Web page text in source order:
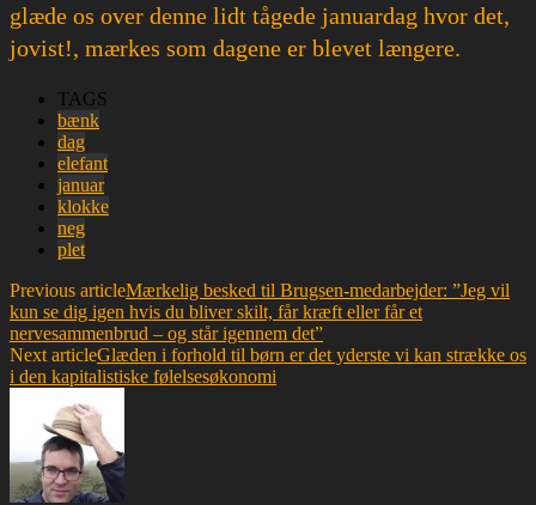
glæde os over denne lidt tågede januardag hvor det,
jovist!, mærkes som dagene er blevet længere.
TAGS
bænk
dag
elefant
januar
klokke
neg
plet
Previous articleMærkelig besked til Brugsen-medarbejder: ”Jeg vil
kun se dig igen hvis du bliver skilt, får kræft eller får et
nervesammenbrud – og står igennem det”
Next articleGlæden i forhold til børn er det yderste vi kan strække os
i den kapitalistiske følelsesøkonomi